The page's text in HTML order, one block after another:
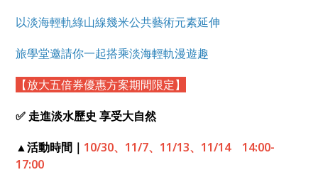
以淡海輕軌綠山線幾米公共藝術元素延伸
旅學堂邀請你一起搭乘淡海輕軌漫遊趣
【放大五倍券優惠方案期間限定】
✅ 走進淡水歷史 享受大自然
▲活動時間｜ 10/30、11/7、11/13、11/14 14:00-
17:00